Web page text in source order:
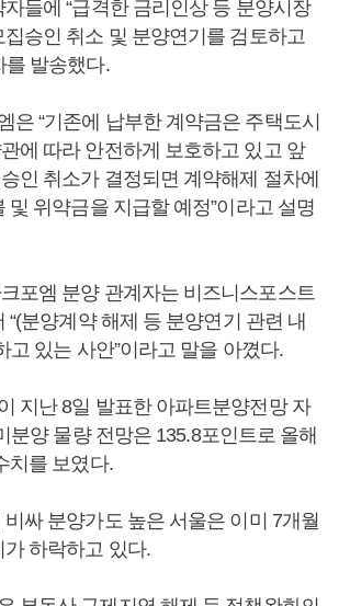
들에 “급격한 금리인상 등 분양시장
승인 취소 및 분양연기를 검토하고
를 발송했다.
은 “기존에 납부한 계약금은 주택도시
에 따라 안전하게 보호하고 있고 앞
인 취소가 결정되면 계약해제 절차에
및 위약금을 지급할 예정”이라고 설명
포엠 분양 관계자는 비즈니스포스트
“(분양계약 해제 등 분양연기 관련 내
고 있는 사안”이라고 말을 아꼈다.
지난 8일 발표한 아파트분양전망 자
분양 물량 전망은 135.8포인트로 올해
치를 보였다.
싸 분양가도 높은 서울은 이미 7개월
하락하고 있다.